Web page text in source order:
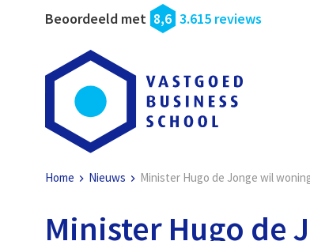
Beoordeeld met 8,6 3.615 reviews
Home Nieuws Minister Hugo de Jonge wil
Minister Hugo de